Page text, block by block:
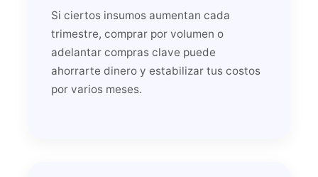
Si ciertos insumos aumentan cada
trimestre, comprar por volumen o
adelantar compras clave puede
ahorrarte dinero y estabilizar tus costos
por varios meses.